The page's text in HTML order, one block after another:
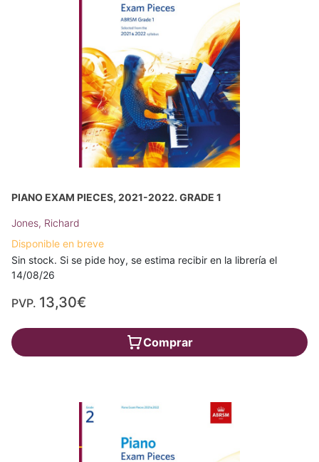
PIANO EXAM PIECES, 2021-2022. GRADE 1
Jones, Richard
Disponible en breve
Sin stock. Si se pide hoy, se estima recibir en la librería el
14/08/26
PVP. 13,30€
Comprar